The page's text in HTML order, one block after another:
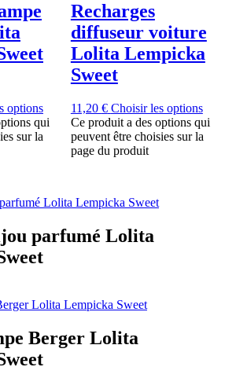
options
qui
sur la
Recharges
diffuseur voiture
Lolita Lempicka
Sweet
11,20 € Choisir les options
Ce produit a des options qui
peuvent être choisies sur la
page du produit
parfumé Lolita
Berger Lolita